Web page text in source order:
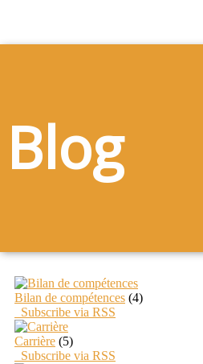
Blog
Bilan de compétences (4)
Subscribe via RSS
Carrière (5)
Subscribe via RSS